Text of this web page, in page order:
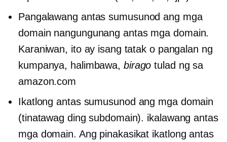
Pangalawang antas sumusunod ang mga
domain nangungunang antasmga domain.
Karaniwan, ito ay isang tatak o pangalan ng
kumpanya, halimbawa, birago tulad ng sa
amazon.com
Ikatlong antassumusunod ang mga domain
(tinatawag ding subdomain). ikalawang antas
mga domain. Ang pinakasikat ikatlong antas